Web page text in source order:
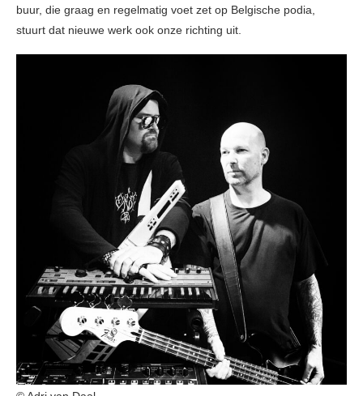
buur, die graag en regelmatig voet zet op Belgische podia,
stuurt dat nieuwe werk ook onze richting uit.